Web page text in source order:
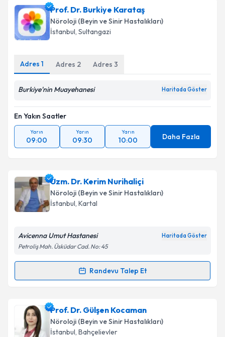
takvim hazırlandığında e-posta ile bilgilendireceğiz.
E-posta Adresiniz
Metni'ni okudum ve kişisel verilerimin belirtilen
Takvim Talebini Gönder
Prof. Dr. Burkiye Karataş
Nöroloji (Beyin ve Sinir Hastalıkları)
İstanbul, Sultangazi
Adres 1 Adres 2 Adres 3
Burkiye'nin Muayehanesi Haritada Göster
En Yakın Saatler
Yarın
09:00
Yarın
09:30
Yarın
10:00 Daha Fazla
Uzm. Dr. Kerim Nurihaliçi
Nöroloji (Beyin ve Sinir Hastalıkları)
İstanbul, Kartal
Avicenna Umut Hastanesi Haritada Göster
Petroliş Mah. Üsküdar Cad. No: 45
Randevu Talep Et
Randevu Takvimi Talebi
Uzm. Dr. Kerim Nurihaliçiiçin randevu takvimi talebi
oluşturun. Size bu uzmandan randevu almanız için bir
takvim hazırlandığında e-posta ile bilgilendireceğiz.
Prof. Dr. Gülşen Kocaman
Nöroloji (Beyin ve Sinir Hastalıkları)
İstanbul, Bahçelievler